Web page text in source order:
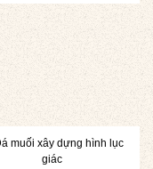
Mua Hàng